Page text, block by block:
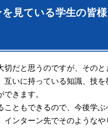
見ている学生の皆
だと思うのですが、その
いに持っている知識、技
きます。
ともできるので、今後学
ンターン先でそのような